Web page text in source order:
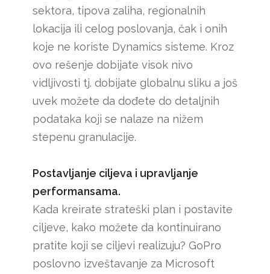
sektora, tipova zaliha, regionalnih
lokacija ili celog poslovanja, čak i onih
koje ne koriste Dynamics sisteme. Kroz
ovo rešenje dobijate visok nivo
vidljivosti tj. dobijate globalnu sliku a još
uvek možete da dođete do detaljnih
podataka koji se nalaze na nižem
stepenu granulacije.
Postavljanje ciljeva i upravljanje
performansama.
Kada kreirate strateški plan i postavite
ciljeve, kako možete da kontinuirano
pratite koji se ciljevi realizuju? GoPro
poslovno izveštavanje za Microsoft